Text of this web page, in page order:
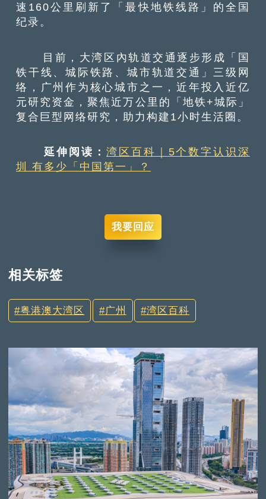
速160公里刷新了「最快地铁线路」的全国
纪录。
目前，大湾区內轨道交通逐步形成「国
铁干线、城际铁路、城市轨道交通」三级网
络，广州作为核心城市之一，近年投入近亿
元研究资金，聚焦近万公里的「地铁+城际」
复合巨型网络研究，助力构建1小时生活圈。
延伸阅读：湾区百科｜5个数字认识深
圳 有多少「中国第一」？
我要回应
相关标签
粤港澳大湾区 广州 湾区百科